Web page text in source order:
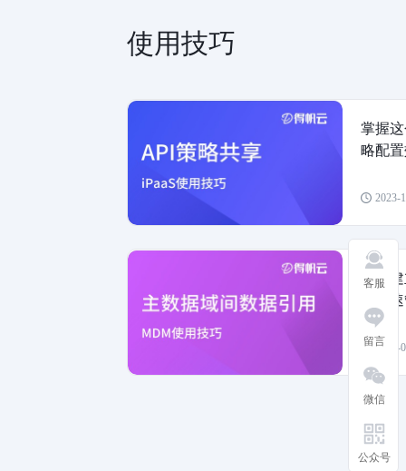
使用技巧
掌握
略配
2023-
掌握
以快
2023-
客服
留言
微信
公众号